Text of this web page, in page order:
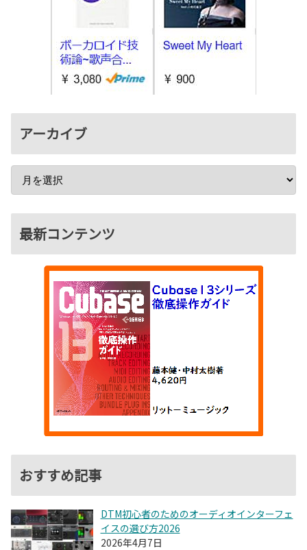
アーカイブ
最新コンテンツ
おすすめ記事
DTM初心者のためのオーディオインターフェ
イスの選び方2026
2026年4月7日